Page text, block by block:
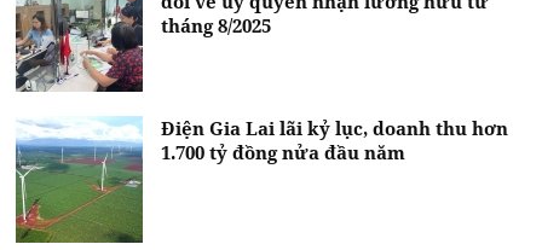
tháng 8/2025
Điện Gia Lai lãi kỷ lục, doanh thu hơn
1.700 tỷ đồng nửa đầu năm